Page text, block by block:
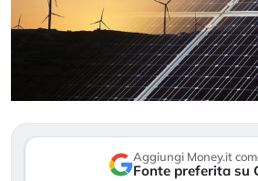
Aggiungi Money.it
Fonte preferita su